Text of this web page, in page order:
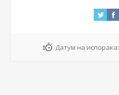
Датум на испорака: